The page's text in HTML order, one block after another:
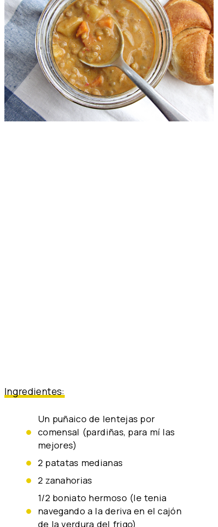
Ingredientes:
Un puñaico de lentejas por
comensal (pardiñas, para mí las
mejores)
2 patatas medianas
2 zanahorias
1/2 boniato hermoso (le tenia
navegando a la deriva en el cajón
de la verdura del frigo)